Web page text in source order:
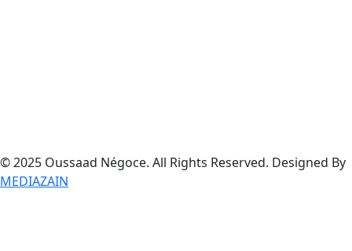
© 2025 Oussaad Négoce. All Rights Reserved. Designed By
MEDIAZAIN